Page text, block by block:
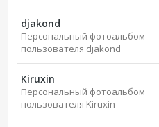
djakond
Персональный фотоальбом
пользователя djakond
Kiruxin
Персональный фотоальбом
пользователя Kiruxin